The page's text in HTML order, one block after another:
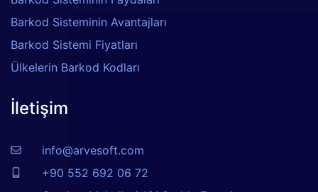
Barkod Sisteminin Avantajları
Barkod Sistemi Fiyatları
Ülkelerin Barkod Kodları
İletişim
info@arvesoft.com
+90 552 692 06 72